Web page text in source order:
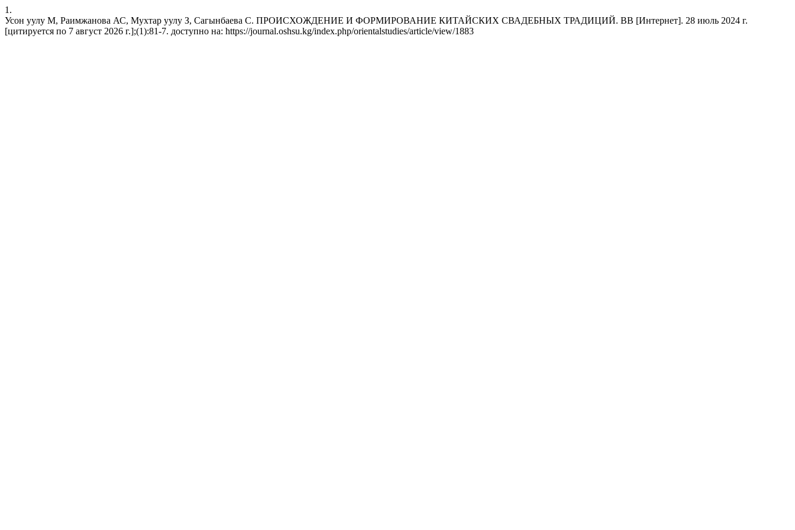
1.
Усон уулу М, Раимжанова АС, Мухтар уулу З, Сагынбаева С. ПРОИСХОЖДЕНИЕ И ФОРМИРОВАНИЕ КИТАЙСКИХ СВАДЕБНЫХ ТРАДИЦИЙ. ВВ [Интернет]. 28 июль 2024 г.
[цитируется по 7 август 2026 г.];(1):81-7. доступно на: https://journal.oshsu.kg/index.php/orientalstudies/article/view/1883